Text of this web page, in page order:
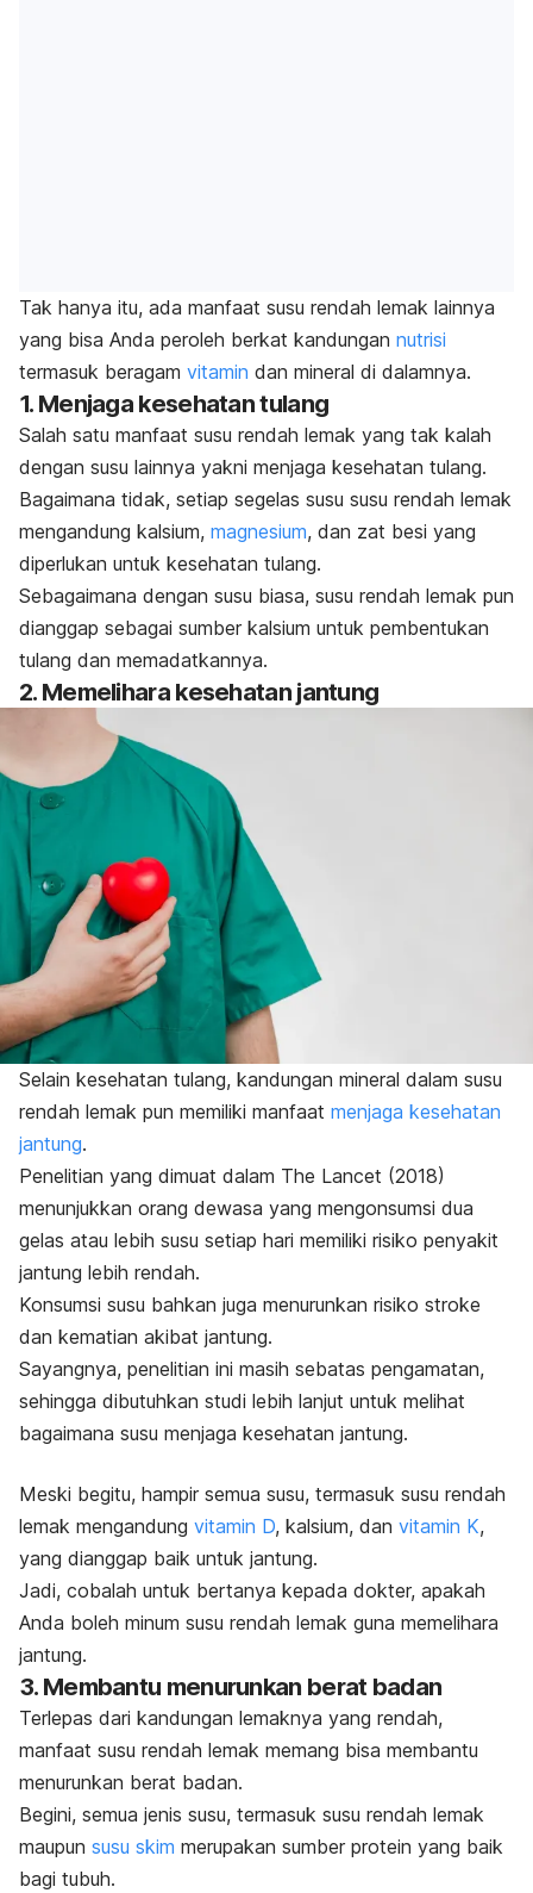
Tak hanya itu, ada manfaat susu rendah lemak lainnya
yang bisa Anda peroleh berkat kandungan nutrisi
termasuk beragam vitamin dan mineral di dalamnya.
1. Menjaga kesehatan tulang
Salah satu manfaat susu rendah lemak yang tak kalah
dengan susu lainnya yakni menjaga kesehatan tulang.
Bagaimana tidak, setiap segelas susu susu rendah lemak
mengandung kalsium, magnesium, dan zat besi yang
diperlukan untuk kesehatan tulang.
Sebagaimana dengan susu biasa, susu rendah lemak pun
dianggap sebagai sumber kalsium untuk pembentukan
tulang dan memadatkannya.
2. Memelihara kesehatan jantung
Selain kesehatan tulang, kandungan mineral dalam susu
rendah lemak pun memiliki manfaat menjaga kesehatan
jantung.
Penelitian yang dimuat dalam The Lancet (2018)
menunjukkan orang dewasa yang mengonsumsi dua
gelas atau lebih susu setiap hari memiliki risiko penyakit
jantung lebih rendah.
Konsumsi susu bahkan juga menurunkan risiko stroke
dan kematian akibat jantung.
Sayangnya, penelitian ini masih sebatas pengamatan,
sehingga dibutuhkan studi lebih lanjut untuk melihat
bagaimana susu menjaga kesehatan jantung.
Meski begitu, hampir semua susu, termasuk susu rendah
lemak mengandung vitamin D, kalsium, dan vitamin K,
yang dianggap baik untuk jantung.
Jadi, cobalah untuk bertanya kepada dokter, apakah
Anda boleh minum susu rendah lemak guna memelihara
jantung.
3. Membantu menurunkan berat badan
Terlepas dari kandungan lemaknya yang rendah,
manfaat susu rendah lemak memang bisa membantu
menurunkan berat badan.
Begini, semua jenis susu, termasuk susu rendah lemak
maupun susu skim merupakan sumber protein yang baik
bagi tubuh.